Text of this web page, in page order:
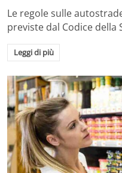
Le regole sulle
previste dal Codice della
Leggi di più